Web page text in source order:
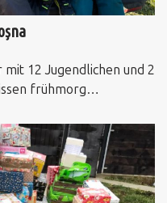
12 Jugendlichen und 2
frühmorg…